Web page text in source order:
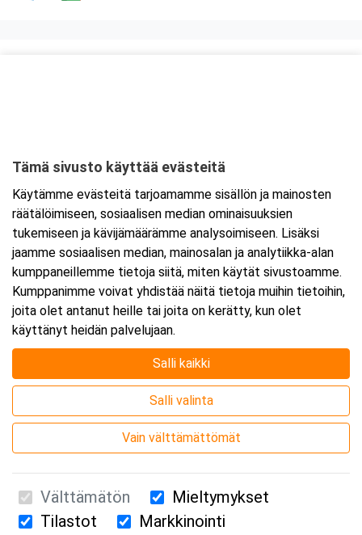
Tarkempi kartta ja ajo-ohjeet
Suomen Ensiapukoulutus Oy / Valimotie 21 / 00380 Helsinki
Tämä sivusto käyttää evästeitä
Käytämme evästeitä tarjoamamme sisällön ja mainosten
räätälöimiseen, sosiaalisen median ominaisuuksien
tukemiseen ja kävijämäärämme analysoimiseen. Lisäksi
jaamme sosiaalisen median, mainosalan ja analytiikka-alan
kumppaneillemme tietoja siitä, miten käytät sivustoamme.
Kumppanimme voivat yhdistää näitä tietoja muihin tietoihin,
joita olet antanut heille tai joita on kerätty, kun olet
käyttänyt heidän palvelujaan.
Salli kaikki
Salli valinta
Vain välttämättömät
Välttämätön
Mieltymykset
Tilastot
Markkinointi